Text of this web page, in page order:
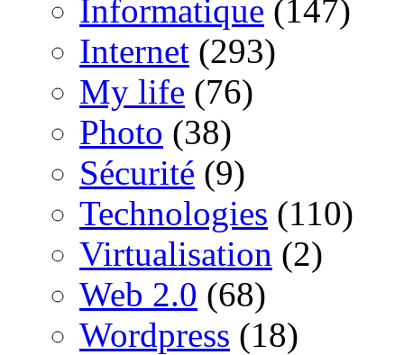
Informatique (147)
Internet (293)
My life (76)
Photo (38)
Sécurité (9)
Technologies (110)
Virtualisation (2)
Web 2.0 (68)
Wordpress (18)